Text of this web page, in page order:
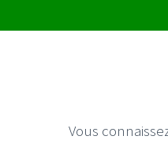
Vous